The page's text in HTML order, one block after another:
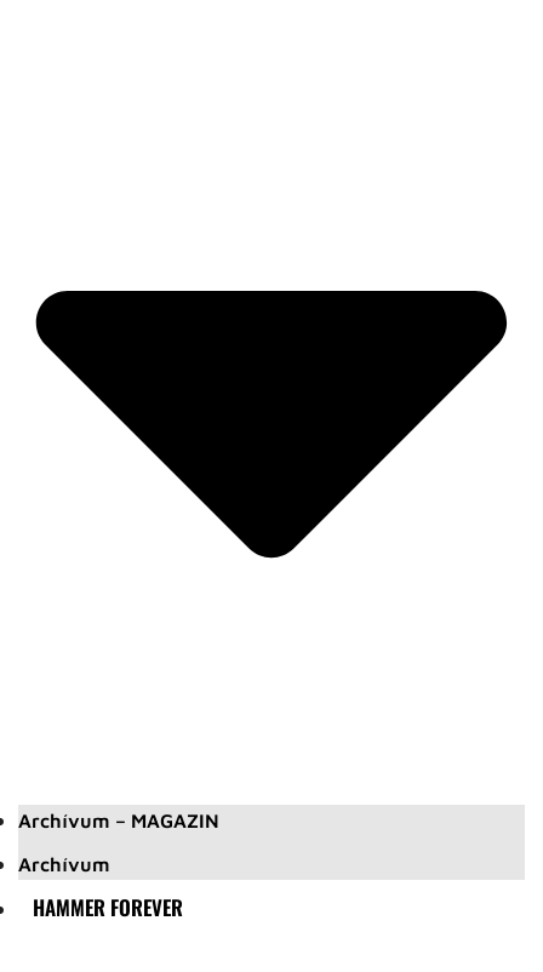
Archívum – MAGAZIN
Archívum
HAMMER FOREVER